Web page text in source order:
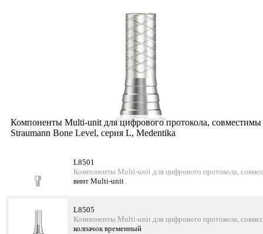
Компоненты Multi-unit для цифрового протокола, совместимы
Straumann Bone Level, серия L, Medentika
L8501
Компоненты Multi-unit для цифрового протокола,
винт Multi-unit
L8505
Компоненты Multi-unit для цифрового протокола,
колпачок временный